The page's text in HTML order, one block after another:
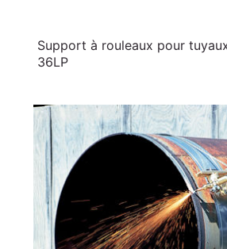
Support à rouleaux pour
36LP